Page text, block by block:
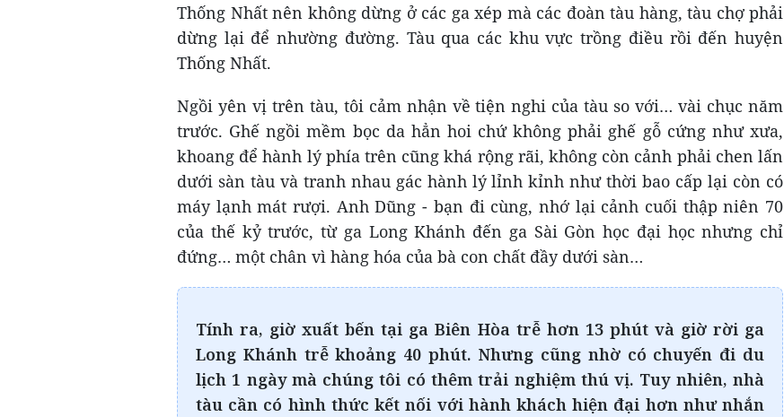
Thống Nhất nên không dừng ở các ga xép mà các đoàn tàu hàng, tàu chợ phải
dừng lại để nhường đường. Tàu qua các khu vực trồng điều rồi đến huyện
Thống Nhất.
Ngồi yên vị trên tàu, tôi cảm nhận về tiện nghi của tàu so với… vài chục năm
trước. Ghế ngồi mềm bọc da hẳn hoi chứ không phải ghế gỗ cứng như xưa,
khoang để hành lý phía trên cũng khá rộng rãi, không còn cảnh phải chen lấn
dưới sàn tàu và tranh nhau gác hành lý lỉnh kỉnh như thời bao cấp lại còn có
máy lạnh mát rượi. Anh Dũng - bạn đi cùng, nhớ lại cảnh cuối thập niên 70
của thế kỷ trước, từ ga Long Khánh đến ga Sài Gòn học đại học nhưng chỉ
đứng… một chân vì hàng hóa của bà con chất đầy dưới sàn…
Tính ra, giờ xuất bến tại ga Biên Hòa trễ hơn 13 phút và giờ rời ga
Long Khánh trễ khoảng 40 phút. Nhưng cũng nhờ có chuyến đi du
lịch 1 ngày mà chúng tôi có thêm trải nghiệm thú vị. Tuy nhiên, nhà
tàu cần có hình thức kết nối với hành khách hiện đại hơn như nhắn